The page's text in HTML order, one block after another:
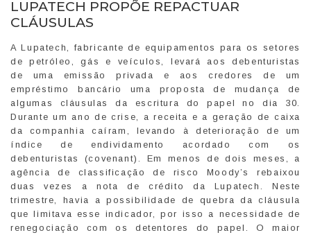
LUPATECH PROPÕE REPACTUAR
CLÁUSULAS
A Lupatech, fabricante de equipamentos para os setores
de petróleo, gás e veículos, levará aos debenturistas
de uma emissão privada e aos credores de um
empréstimo bancário uma proposta de mudança de
algumas cláusulas da escritura do papel no dia 30.
Durante um ano de crise, a receita e a geração de caixa
da companhia caíram, levando à deterioração de um
índice de endividamento acordado com os
debenturistas (covenant). Em menos de dois meses, a
agência de classificação de risco Moody’s rebaixou
duas vezes a nota de crédito da Lupatech. Neste
trimestre, havia a possibilidade de quebra da cláusula
que limitava esse indicador, por isso a necessidade de
renegociação com os detentores do papel. O maior